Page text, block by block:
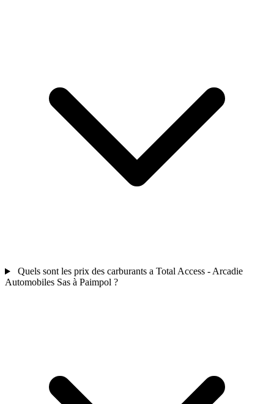
Quels sont les prix des carburants a Total Access - Arcadie
Automobiles Sas à Paimpol ?